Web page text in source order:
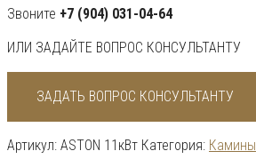
м3)
(Чугунная
дверь)
Талькохлорит
Звоните +7 (904) 031-04-64
ИЛИ ЗАДАЙТЕ ВОПРОС КОНСУЛЬТАНТУ
ЗАДАТЬ ВОПРОС КОНСУЛЬТАНТУ
Артикул: ASTON 11кВт Категория: Камины